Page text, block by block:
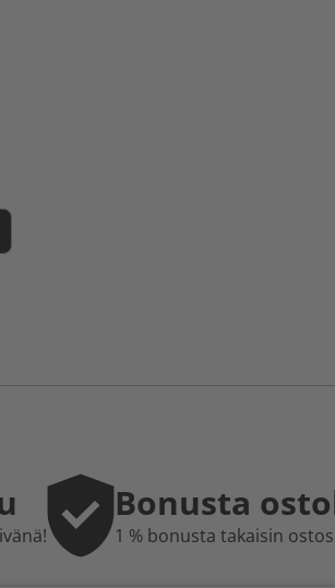
Bonusta
1 % bonusta takaisin